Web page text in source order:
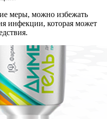
меры, можно избежать
инфекции, которая может